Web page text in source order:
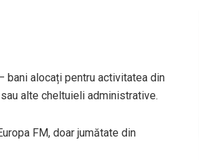
bani alocați pentru activitatea din
alte cheltuieli administrative.
FM, doar jumătate din